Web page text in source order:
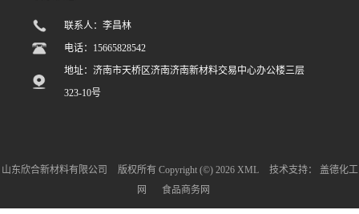
联系人：李昌林
电话：15665828542
地址：济南市天桥区济南济南新材料交易中心办公楼三层
323-10号
山东欣合新材料有限公司 版权所有 Copyright (©) 2026 XML 技术支持：
盖德化工
网
食品商务网